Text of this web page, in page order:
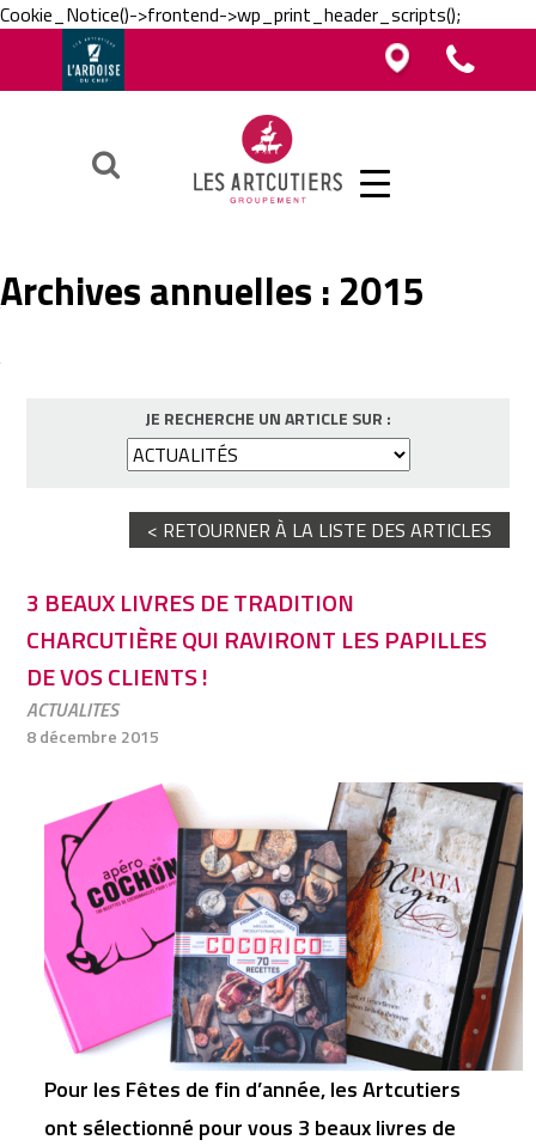
Cookie_Notice()->frontend->wp_print_header_scripts();
Archives annuelles : 2015
JE RECHERCHE UN ARTICLE SUR :
< RETOURNER À LA LISTE DES ARTICLES
3 BEAUX LIVRES DE TRADITION
CHARCUTIÈRE QUI RAVIRONT LES PAPILLES
DE VOS CLIENTS !
ACTUALITES
8 décembre 2015
Pour les Fêtes de fin d’année, les Artcutiers
ont sélectionné pour vous 3 beaux livres de